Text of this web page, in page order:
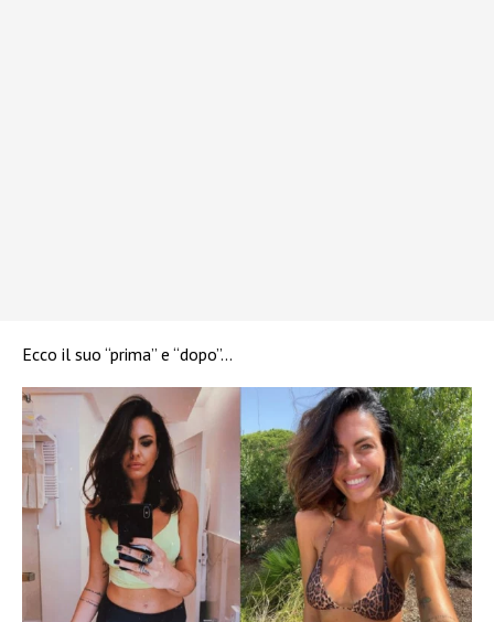
Ecco il suo “prima” e “dopo”…